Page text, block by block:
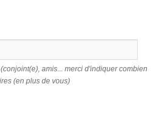
amis... merci d'indiquer combien
(en plus de vous)